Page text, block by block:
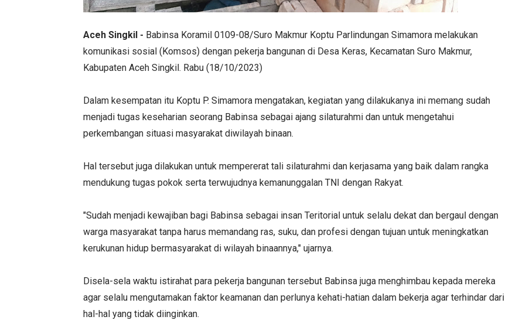
Aceh Singkil - Babinsa Koramil 0109-08/Suro Makmur Koptu Parlindungan Simamora melakukan
komunikasi sosial (Komsos) dengan pekerja bangunan di Desa Keras, Kecamatan Suro Makmur,
Kabupaten Aceh Singkil. Rabu (18/10/2023)
Dalam kesempatan itu Koptu P. Simamora mengatakan, kegiatan yang dilakukanya ini memang sudah
menjadi tugas keseharian seorang Babinsa sebagai ajang silaturahmi dan untuk mengetahui
perkembangan situasi masyarakat diwilayah binaan.
Hal tersebut juga dilakukan untuk mempererat tali silaturahmi dan kerjasama yang baik dalam rangka
mendukung tugas pokok serta terwujudnya kemanunggalan TNI dengan Rakyat.
"Sudah menjadi kewajiban bagi Babinsa sebagai insan Teritorial untuk selalu dekat dan bergaul dengan
warga masyarakat tanpa harus memandang ras, suku, dan profesi dengan tujuan untuk meningkatkan
kerukunan hidup bermasyarakat di wilayah binaannya," ujarnya.
Disela-sela waktu istirahat para pekerja bangunan tersebut Babinsa juga menghimbau kepada mereka
agar selalu mengutamakan faktor keamanan dan perlunya kehati-hatian dalam bekerja agar terhindar dari
hal-hal yang tidak diinginkan.